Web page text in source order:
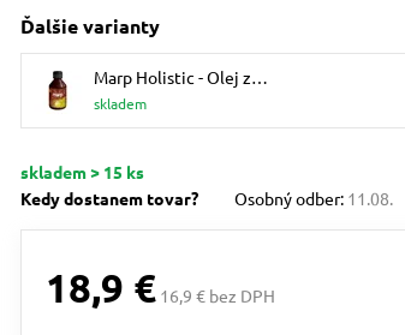
Ďalšie varianty
Marp Holistic - Olej z…
skladem
skladem > 15 ks
Kedy dostanem tovar?
Osobný odber: 11.08.
18,9 € 16,9 € bez DPH